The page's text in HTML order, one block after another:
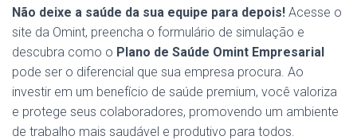
Não deixe a saúde da sua equipe para depois! Acesse o
site da Omint, preencha o formulário de simulação e
descubra como o Plano de Saúde Omint Empresarial
pode ser o diferencial que sua empresa procura. Ao
investir em um benefício de saúde premium, você valoriza
e protege seus colaboradores, promovendo um ambiente
de trabalho mais saudável e produtivo para todos.